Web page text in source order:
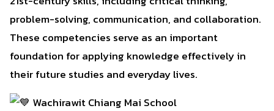
problem-solving, communication, and collaboration.
These competencies serve as an important
foundation for applying knowledge effectively in
their future studies and everyday lives.
Wachirawit Chiang Mai School